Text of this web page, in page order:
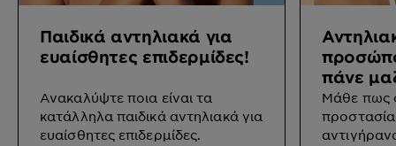
Παιδικά αντηλιακά για
ευαίσθητες επιδερμίδες!
Ανακαλύψτε ποια είναι τα
κατάλληλα παιδικά αντηλιακά για
ευαίσθητες επιδερμίδες.
πάνε
Μάθε πως